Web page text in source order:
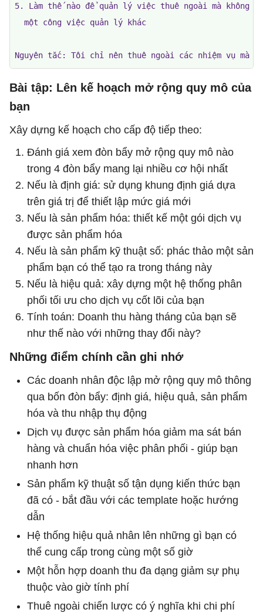
5. Làm thế nào để quản lý việc thuê ngoài mà không
  một công việc quản lý khác
Nguyên tắc: Tôi chỉ nên thuê ngoài các nhiệm vụ
Bài tập: Lên kế hoạch mở rộng quy mô của
bạn
Xây dựng kế hoạch cho cấp độ tiếp theo:
Đánh giá xem đòn bẩy mở rộng quy mô nào
trong 4 đòn bẩy mang lại nhiều cơ hội nhất
Nếu là định giá: sử dụng khung định giá dựa
trên giá trị để thiết lập mức giá mới
Nếu là sản phẩm hóa: thiết kế một gói dịch vụ
được sản phẩm hóa
Nếu là sản phẩm kỹ thuật số: phác thảo một sản
phẩm bạn có thể tạo ra trong tháng này
Nếu là hiệu quả: xây dựng một hệ thống phân
phối tối ưu cho dịch vụ cốt lõi của bạn
Tính toán: Doanh thu hàng tháng của bạn sẽ
như thế nào với những thay đổi này?
Những điểm chính cần ghi nhớ
Các doanh nhân độc lập mở rộng quy mô thông
qua bốn đòn bẩy: định giá, hiệu quả, sản phẩm
hóa và thu nhập thụ động
Dịch vụ được sản phẩm hóa giảm ma sát bán
hàng và chuẩn hóa việc phân phối - giúp bạn
nhanh hơn
Sản phẩm kỹ thuật số tận dụng kiến ​​thức bạn
đã có - bắt đầu với các template hoặc hướng
dẫn
Hệ thống hiệu quả nhân lên những gì bạn có
thể cung cấp trong cùng một số giờ
Một hỗn hợp doanh thu đa dạng giảm sự phụ
thuộc vào giờ tính phí
Thuê ngoài chiến lược có ý nghĩa khi chi phí